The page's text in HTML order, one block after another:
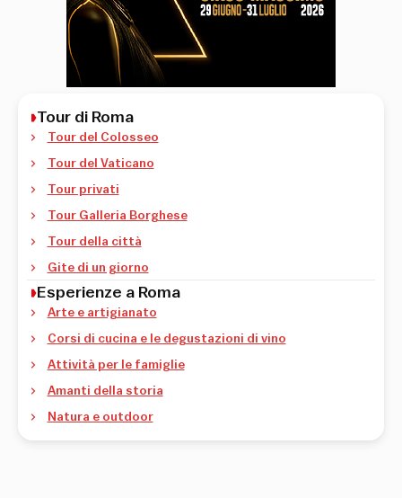
Tour di Roma
Tour del Colosseo
Tour del Vaticano
Tour privati
Tour Galleria Borghese
Tour della città
Gite di un giorno
Esperienze a Roma
Arte e artigianato
Corsi di cucina e le degustazioni di vino
Attività per le famiglie
Amanti della storia
Natura e outdoor